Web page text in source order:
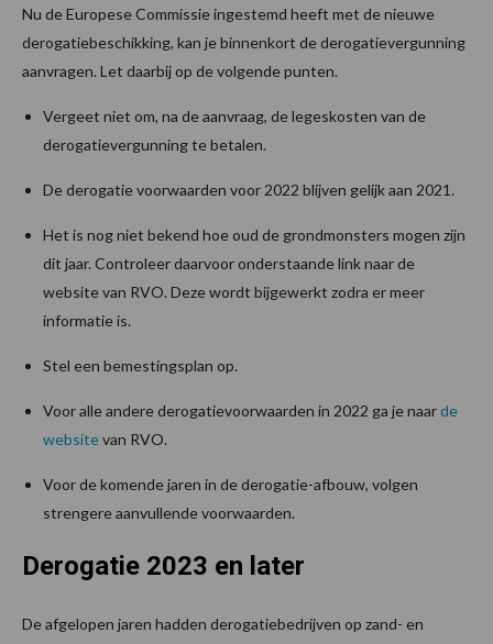
Nu de Europese Commissie ingestemd heeft met de nieuwe
derogatiebeschikking, kan je binnenkort de derogatievergunning
aanvragen. Let daarbij op de volgende punten.
Vergeet niet om, na de aanvraag, de legeskosten van de
derogatievergunning te betalen.
De derogatie voorwaarden voor 2022 blijven gelijk aan 2021.
Het is nog niet bekend hoe oud de grondmonsters mogen zijn
dit jaar. Controleer daarvoor onderstaande link naar de
website van RVO. Deze wordt bijgewerkt zodra er meer
informatie is.
Stel een bemestingsplan op.
Voor alle andere derogatievoorwaarden in 2022 ga je naarde
websitevan RVO.
Voor de komende jaren in de derogatie-afbouw, volgen
strengere aanvullende voorwaarden.
Derogatie 2023 en later
De afgelopen jaren hadden derogatiebedrijven op zand- en